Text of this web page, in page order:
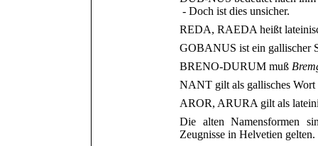
- Doch ist dies unsicher.
REDA, RAEDA heißt
GOBANUS ist ein gallischer
BRENO-DURUM muß
NANT gilt als gallisches
AROR, ARURA gilt als
Die alten Namensformen
Zeugnisse in Helvetien gelten.